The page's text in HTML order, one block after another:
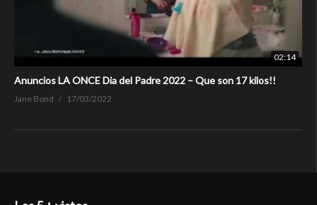
02:14
Anuncios LA ONCE Dia del Padre 2022 – Que son 17 kilos!!
Jane Bond 17/03/2022